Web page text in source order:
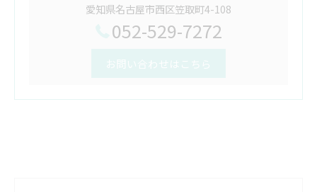
愛知県名古屋市西区笠取町4-108
052-529-7272
お問い合わせはこちら